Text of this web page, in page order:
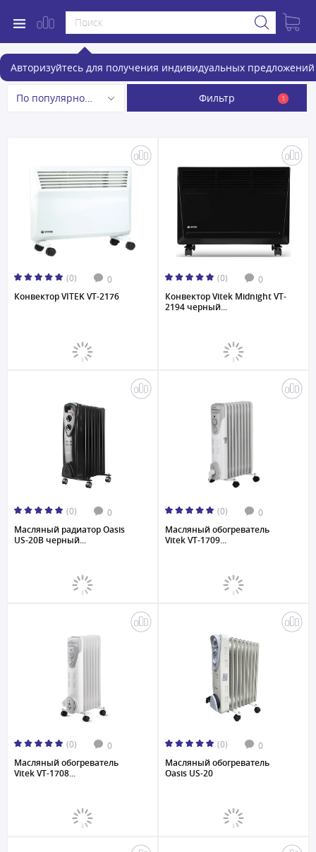
Авторизуйтесь для получения индивидуальных предложений
Обогреватели
По популярности Фильтр 1
(0) 0
Конвектор VITEK VT-2176
(0) 0
Конвектор Vitek Midnight VT-
2194 черный...
(0) 0
Масляный радиатор Oasis
US-20B черный...
(0) 0
Масляный обогреватель
Vitek VT-1709...
(0) 0
Масляный обогреватель
Vitek VT-1708...
(0) 0
Масляный обогреватель
Oasis US-20